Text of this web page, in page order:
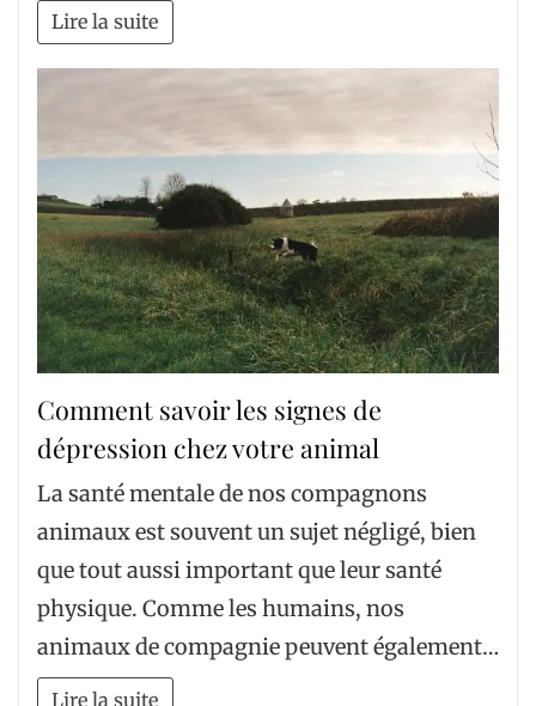
Lire la suite
Comment savoir les signes de
dépression chez votre animal
La santé mentale de nos compagnons
animaux est souvent un sujet négligé, bien
que tout aussi important que leur santé
physique. Comme les humains, nos
animaux de compagnie peuvent également…
Lire la suite